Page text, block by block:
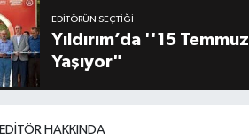
EDITÖRÜN SEÇTIĞI
Yıldırım’da ''15
Yaşıyor"
EDITÖR HAKKINDA